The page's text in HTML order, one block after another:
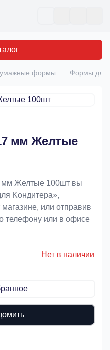
формы Формы для
мм Желтые
мм Желтые 100шт вы
Koндитeрa»,
или отправив
телефону или в офисе
Нет в наличии